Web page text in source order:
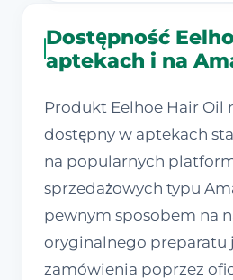
Dostępność
aptekach i na
Produkt Eelhoe Hair Oil
dostępny w aptekach
na popularnych
sprzedażowych typu
pewnym sposobem na
oryginalnego preparatu
zamówienia poprzez